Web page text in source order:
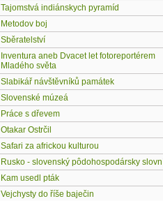
Tajomstvá indiánskych pyramíd
Metodov boj
Sběratelství
Inventura aneb Dvacet let fotoreportérem
Mladého světa
Slabikář návštěvníků památek
Slovenské múzeá
Práce s dřevem
Otakar Ostrčil
Safari za africkou kulturou
Rusko - slovenský pôdohospodársky
Kam usedl pták
Vejchysty do říše baječin